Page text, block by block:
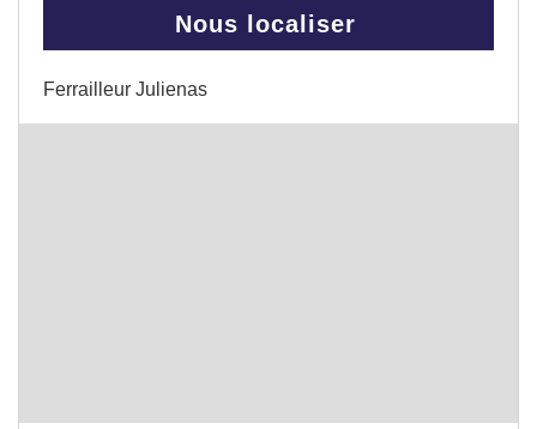
Nous localiser
Ferrailleur Julienas